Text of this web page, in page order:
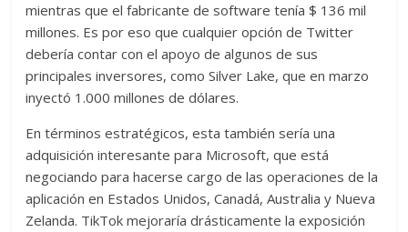
mientras que el fabricante de software tenía $ 136 mil
millones. Es por eso que cualquier opción de Twitter
debería contar con el apoyo de algunos de sus
principales inversores, como Silver Lake, que en marzo
inyectó 1.000 millones de dólares.
En términos estratégicos, esta también sería una
adquisición interesante para Microsoft, que está
negociando para hacerse cargo de las operaciones de la
aplicación en Estados Unidos, Canadá, Australia y Nueva
Zelanda. TikTok mejoraría drásticamente la exposición